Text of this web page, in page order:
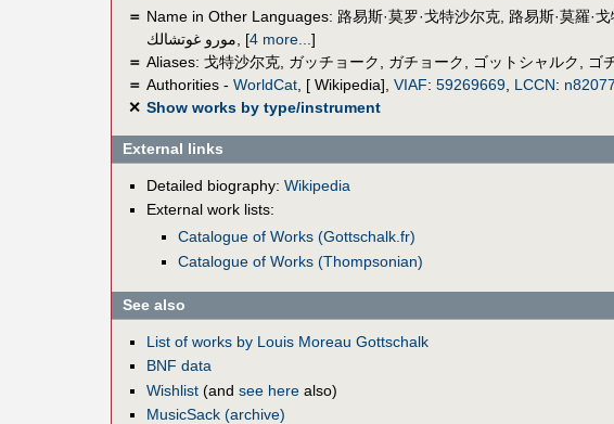
＝ Name in Other Languages: 路易斯·莫罗·戈特沙尔克, 路易斯·莫羅·
مورو غوتشالك
[ 4 more... ]
＝ Aliases: 戈特沙尔克, ガッチョーク ガチョーク ゴットシャルク ゴ
＝ Authorities - WorldCat, [ Wikipedia], VIAF: 59269669, LCCN:
✕ Show works by type/instrument
External links
Detailed biography: Wikipedia
External work lists:
Catalogue of Works (Gottschalk.fr)
Catalogue of Works (Thompsonian)
See also
List of works by Louis Moreau Gottschalk
BNF data
Wishlist(and see herealso)
MusicSack (archive)